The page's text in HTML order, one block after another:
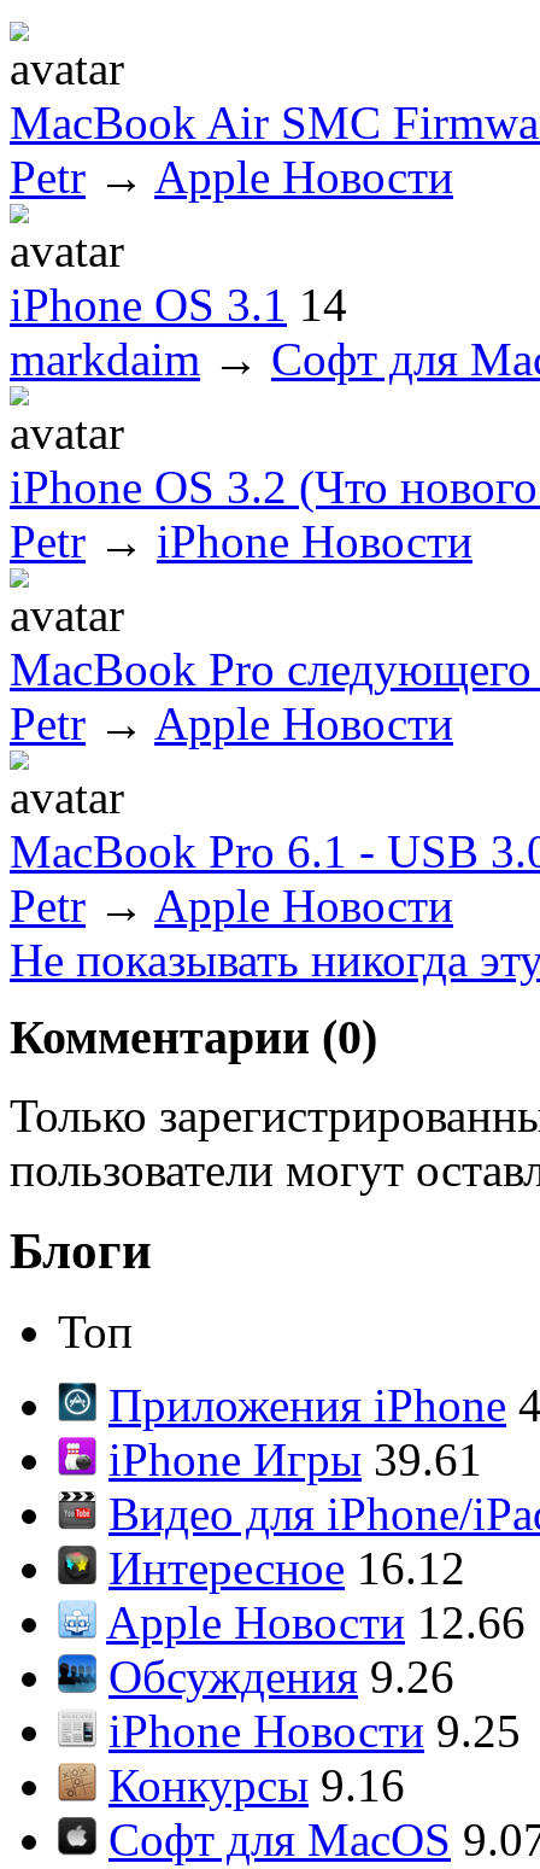
MacBook Air SMC
Petr → Apple Новости
iPhone OS 3.1 14
markdaim → Софт для
iPhone OS 3.2 (Что
Petr → iPhone Новости
MacBook Pro
Petr → Apple Новости
MacBook Pro 6.1 - USB
Petr → Apple Новости
Не показывать никогда
Комментарии (0)
Только
пользователи могут
Блоги
Топ
Приложения iPhone
iPhone Игры 39.61
Видео для iPhone/
Интересное 16.12
Apple Новости 12.66
Обсуждения 9.26
iPhone Новости 9.25
Конкурсы 9.16
Софт для MacOS